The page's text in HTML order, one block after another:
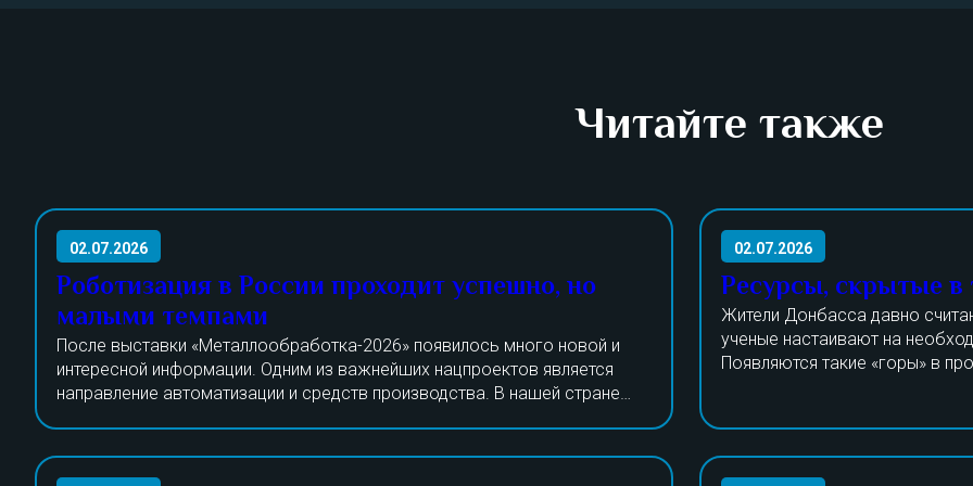
Читайте также
02.07.2026
Роботизация в России проходит успешно, но
малыми темпами
После выставки «Металлообработка-2026» появилось много новой и
интересной информации. Одним из важнейших нацпроектов является
направление автоматизации и средств производства. В нашей стране
робототехнику и открытие местных производств по изготовлению
На данный момент силами отечественных изготовителей выпускается
только треть необходимой продукции. В конце 2025 года в РФ работало
02.07.2026
Ресурсы, скрытые в
Жители Донбасса давно
ученые настаивают на
Появляются такие «горы» в
только стандартную
редкоземельных и других
изготовления тротуарной
не только получение угля, но
сжигание массы.